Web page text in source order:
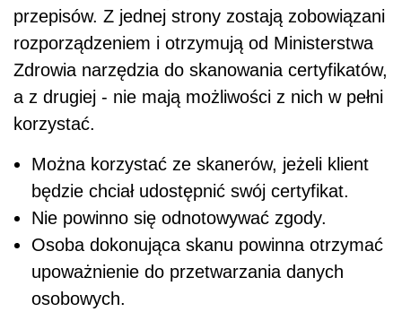
przepisów. Z jednej strony zostają zobowiązani
rozporządzeniem i otrzymują od Ministerstwa
Zdrowia narzędzia do skanowania certyfikatów,
a z drugiej - nie mają możliwości z nich w pełni
korzystać.
Można korzystać ze skanerów, jeżeli klient
będzie chciał udostępnić swój certyfikat.
Nie powinno się odnotowywać zgody.
Osoba dokonująca skanu powinna otrzymać
upoważnienie do przetwarzania danych
osobowych.